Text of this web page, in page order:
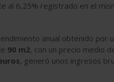
al 6,25% registrado en el
anual obtenido por
90 m2, con un precio medio
, generó unos ingresos